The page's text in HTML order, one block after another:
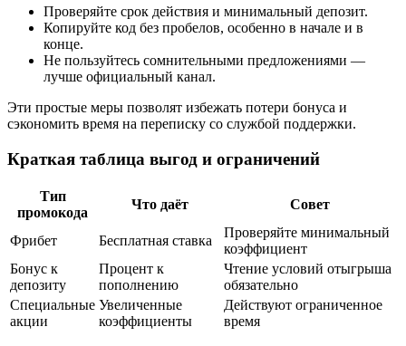
Проверяйте срок действия и минимальный депозит.
Копируйте код без пробелов, особенно в начале и в
конце.
Не пользуйтесь сомнительными предложениями —
лучше официальный канал.
Эти простые меры позволят избежать потери бонуса и
сэкономить время на переписку со службой поддержки.
Краткая таблица выгод и ограничений
Тип
промокода
Что даёт Совет
Фрибет Бесплатная ставка
Проверяйте минимальный
коэффициент
Бонус к
депозиту
Процент к
пополнению
Чтение условий отыгрыша
обязательно
Специальные
акции
Увеличенные
коэффициенты
Действуют ограниченное
время